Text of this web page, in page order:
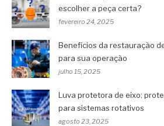
escolher a peça certa?
fevereiro 24, 2025
Benefícios da restauração
para sua operação
julho 15, 2025
Luva protetora de eixo:
para sistemas rotativos
agosto 23, 2025